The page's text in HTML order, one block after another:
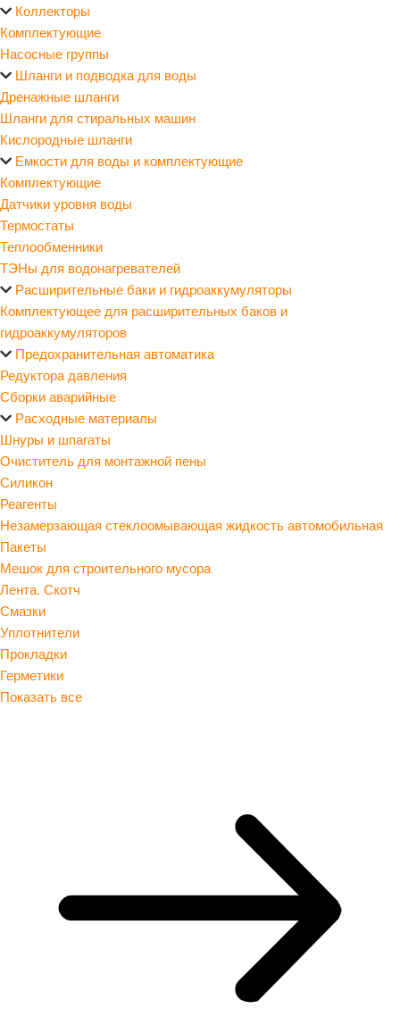
Коллекторы
Комплектующие
Насосные группы
Шланги и подводка для воды
Дренажные шланги
Шланги для стиральных машин
Кислородные шланги
Емкости для воды и комплектующие
Комплектующие
Датчики уровня воды
Термостаты
Теплообменники
ТЭНы для водонагревателей
Расширительные баки и гидроаккумуляторы
Комплектующее для расширительных баков и
гидроаккумуляторов
Предохранительная автоматика
Редуктора давления
Сборки аварийные
Расходные материалы
Шнуры и шпагаты
Очиститель для монтажной пены
Силикон
Реагенты
Незамерзающая стеклоомывающая жидкость автомобильная
Пакеты
Мешок для строительного мусора
Лента. Скотч
Смазки
Уплотнители
Прокладки
Герметики
Показать все